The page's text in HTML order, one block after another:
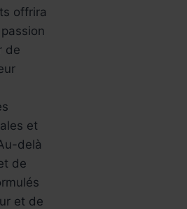
offrira
de
et
delà
de
et de